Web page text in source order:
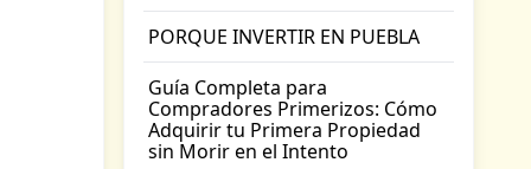
PORQUE INVERTIR EN PUEBLA
Guía Completa para
Compradores Primerizos: Cómo
Adquirir tu Primera Propiedad
sin Morir en el Intento